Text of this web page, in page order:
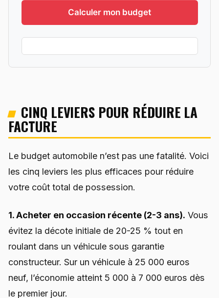
Calculer mon budget
CINQ LEVIERS POUR RÉDUIRE LA
FACTURE
Le budget automobile n’est pas une fatalité. Voici
les cinq leviers les plus efficaces pour réduire
votre coût total de possession.
1. Acheter en occasion récente (2-3 ans). Vous
évitez la décote initiale de 20-25 % tout en
roulant dans un véhicule sous garantie
constructeur. Sur un véhicule à 25 000 euros
neuf, l’économie atteint 5 000 à 7 000 euros dès
le premier jour.